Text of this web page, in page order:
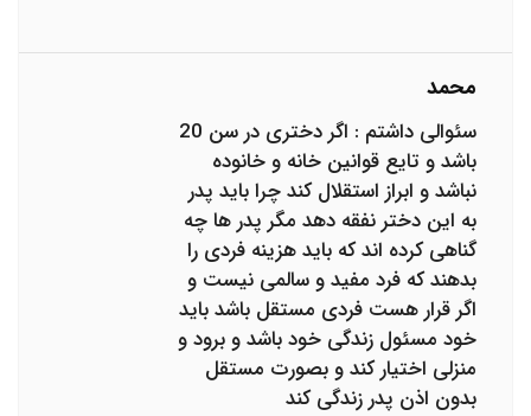
محمد
سئوالی داشتم : اگر دختری در سن 20
باشد و تایع قوانین خانه و خانوده
نباشد و ابراز استقلال کند چرا باید پدر
به این دختر نفقه دهد مگر پدر ها چه
گناهی کرده اند که باید هزینه فردی را
بدهند که فرد مفید و سالمی نیست و
اگر قرار هست فردی مستقل باشد باید
خود مسئول زندگی خود باشد و برود و
منزلی اختیار کند و بصورت مستقل
بدون اذن پدر زندگی کند